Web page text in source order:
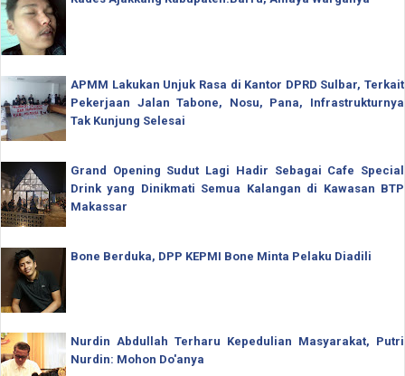
APMM Lakukan Unjuk Rasa di Kantor DPRD Sulbar, Terkait
Pekerjaan Jalan Tabone, Nosu, Pana, Infrastrukturnya
Tak Kunjung Selesai
Grand Opening Sudut Lagi Hadir Sebagai Cafe Special
Drink yang Dinikmati Semua Kalangan di Kawasan BTP
Makassar
Bone Berduka, DPP KEPMI Bone Minta Pelaku Diadili
Nurdin Abdullah Terharu Kepedulian Masyarakat, Putri
Nurdin: Mohon Do'anya